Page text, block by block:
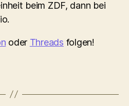
beim ZDF, dann bei
oder Threads folgen!